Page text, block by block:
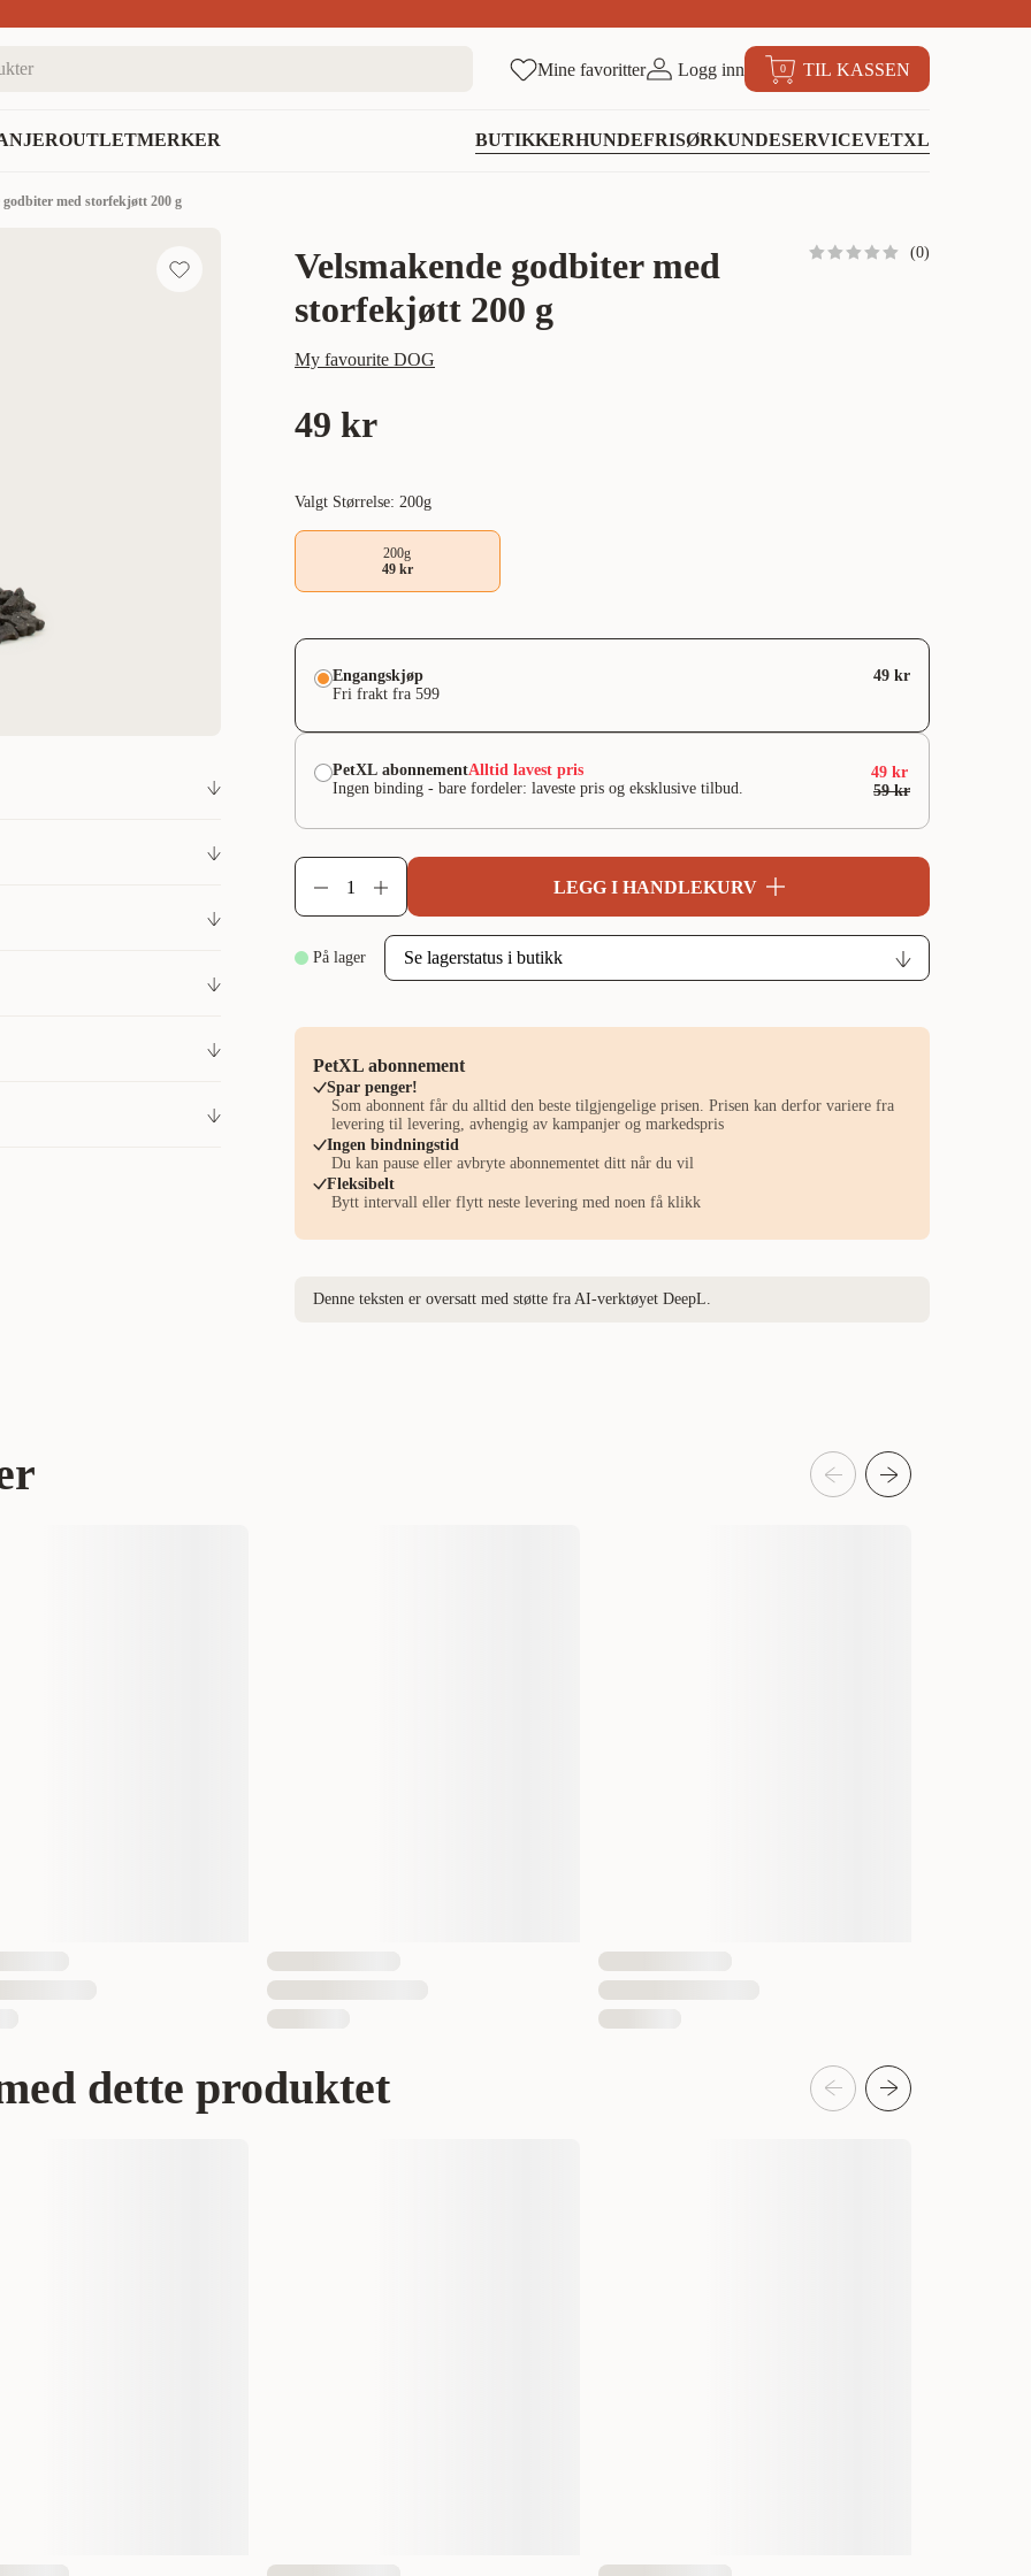
Mine favoritter Logg inn 0 TIL KASSEN
OUTLETMERKER BUTIKKERHUNDEFRISØRKUNDESERVICEVETXL
godbiter med storfekjøtt 200 g
- Vann: 15
Velsmakende godbiter med
storfekjøtt 200 g
My favourite DOG
(0)
49 kr
Valgt Størrelse: 200g
200g
49 kr
Engangskjøp
Fri frakt fra 599
49 kr
PetXL abonnementAlltid lavest pris
Ingen binding - bare fordeler: laveste pris og eksklusive tilbud.
49 kr
59 kr
LEGG I HANDLEKURV
På lager
PetXL abonnement
Spar penger!
Som abonnent får du alltid den beste tilgjengelige prisen. Prisen kan derfor variere fra
levering til levering, avhengig av kampanjer og markedspris
Ingen bindningstid
Du kan pause eller avbryte abonnementet ditt når du vil
Fleksibelt
Bytt intervall eller flytt neste levering med noen få klikk
Denne teksten er oversatt med støtte fra AI-verktøyet DeepL.
dette produktet